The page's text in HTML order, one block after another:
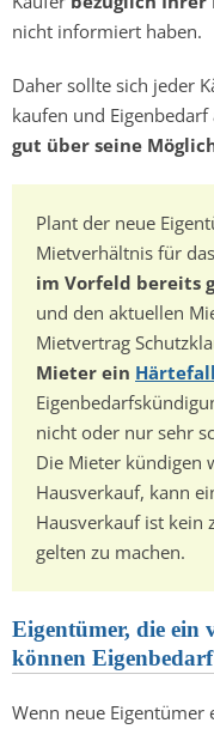
nicht informiert haben.
Daher sollte sich jeder
kaufen und
gut über seine
Plant der neue
Mietverhältnis für
im Vorfeld bereits
und den aktuellen
Mietvertrag
Mieter ein Härtefall
nicht oder nur sehr
Die Mieter kündigen
Hausverkauf, kann
Hausverkauf ist kein
gelten zu machen.
Eigentümer, die ein
können
Wenn neue Eigentümer